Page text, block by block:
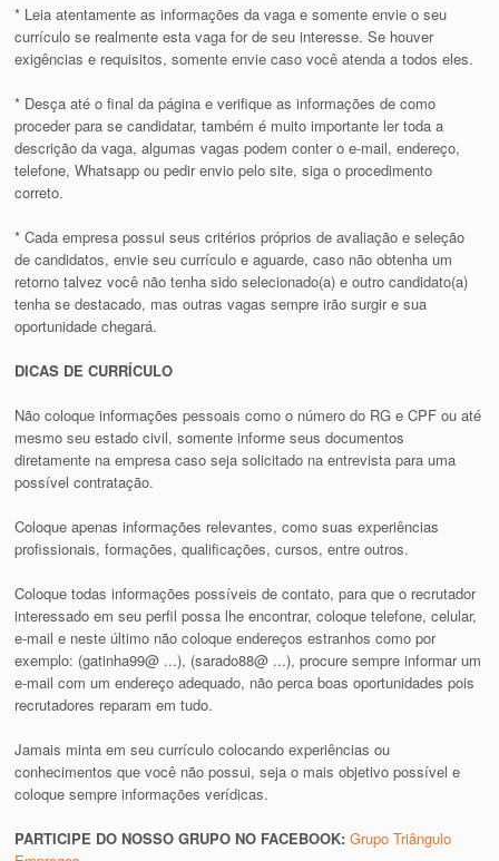
* Leia atentamente as informações da vaga e somente envie o seu
currículo se realmente esta vaga for de seu interesse. Se houver
exigências e requisitos, somente envie caso você atenda a todos eles.
* Desça até o final da página e verifique as informações de como
proceder para se candidatar, também é muito importante ler toda a
descrição da vaga, algumas vagas podem conter o e-mail, endereço,
telefone, Whatsapp ou pedir envio pelo site, siga o procedimento
correto.
* Cada empresa possui seus critérios próprios de avaliação e seleção
de candidatos, envie seu currículo e aguarde, caso não obtenha um
retorno talvez você não tenha sido selecionado(a) e outro candidato(a)
tenha se destacado, mas outras vagas sempre irão surgir e sua
oportunidade chegará.
DICAS DE CURRÍCULO
Não coloque informações pessoais como o número do RG e CPF ou até
mesmo seu estado civil, somente informe seus documentos
diretamente na empresa caso seja solicitado na entrevista para uma
possível contratação.
Coloque apenas informações relevantes, como suas experiências
profissionais, formações, qualificações, cursos, entre outros.
Coloque todas informações possíveis de contato, para que o recrutador
interessado em seu perfil possa lhe encontrar, coloque telefone, celular,
e-mail e neste último não coloque endereços estranhos como por
exemplo: (gatinha99@ ...), (sarado88@ ...), procure sempre informar um
e-mail com um endereço adequado, não perca boas oportunidades pois
recrutadores reparam em tudo.
Jamais minta em seu currículo colocando experiências ou
conhecimentos que você não possui, seja o mais objetivo possível e
coloque sempre informações verídicas.
PARTICIPE DO NOSSO GRUPO NO FACEBOOK:Grupo Triângulo